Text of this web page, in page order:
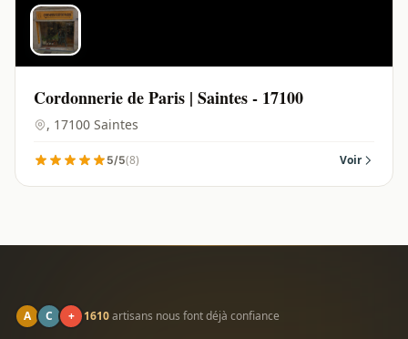
Cordonnerie de Paris | Saintes - 17100
, 17100 Saintes
5/5(8) Voir
A C + 1610artisans nous font déjà confiance